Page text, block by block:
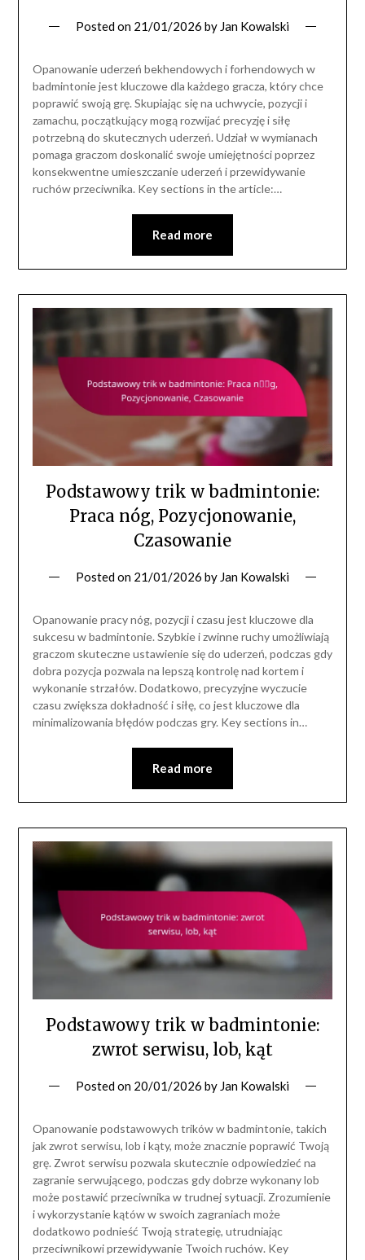
Posted on 21/01/2026 by Jan Kowalski
Opanowanie uderzeń bekhendowych i forhendowych w
badmintonie jest kluczowe dla każdego gracza, który chce
poprawić swoją grę. Skupiając się na uchwycie, pozycji i
zamachu, początkujący mogą rozwijać precyzję i siłę
potrzebną do skutecznych uderzeń. Udział w wymianach
pomaga graczom doskonalić swoje umiejętności poprzez
konsekwentne umieszczanie uderzeń i przewidywanie
ruchów przeciwnika. Key sections in the article:…
Read more
Podstawowy trik w badmintonie:
Praca nóg, Pozycjonowanie,
Czasowanie
Posted on 21/01/2026 by Jan Kowalski
Opanowanie pracy nóg, pozycji i czasu jest kluczowe dla
sukcesu w badmintonie. Szybkie i zwinne ruchy umożliwiają
graczom skuteczne ustawienie się do uderzeń, podczas gdy
dobra pozycja pozwala na lepszą kontrolę nad kortem i
wykonanie strzałów. Dodatkowo, precyzyjne wyczucie
czasu zwiększa dokładność i siłę, co jest kluczowe dla
minimalizowania błędów podczas gry. Key sections in…
Read more
Podstawowy trik w badmintonie:
zwrot serwisu, lob, kąt
Posted on 20/01/2026 by Jan Kowalski
Opanowanie podstawowych trików w badmintonie, takich
jak zwrot serwisu, lob i kąty, może znacznie poprawić Twoją
grę. Zwrot serwisu pozwala skutecznie odpowiedzieć na
zagranie serwującego, podczas gdy dobrze wykonany lob
może postawić przeciwnika w trudnej sytuacji. Zrozumienie
i wykorzystanie kątów w swoich zagraniach może
dodatkowo podnieść Twoją strategię, utrudniając
przeciwnikowi przewidywanie Twoich ruchów. Key